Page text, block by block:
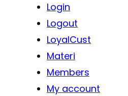
Login
Logout
LoyalCust
Materi
Members
My account